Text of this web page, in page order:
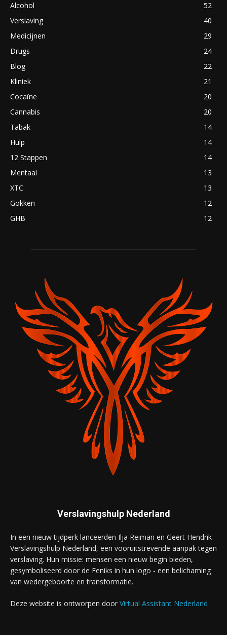
Alcohol
52
Verslaving
40
Medicijnen
29
Drugs
24
Blog
22
Kliniek
21
Cocaïne
20
Cannabis
20
Tabak
14
Hulp
14
12 Stappen
14
Mentaal
13
XTC
13
Gokken
12
GHB
12
Verslavingshulp Nederland
In een nieuw tijdperk lanceerden Ilja Reiman en Geert Hendrik
Verslavingshulp Nederland, een vooruitstrevende aanpak tegen
verslaving. Hun missie: mensen een nieuw begin bieden,
gesymboliseerd door de Feniks in hun logo - een belichaming
van wedergeboorte en transformatie.
Deze website is ontworpen door Virtual Assistant Nederland